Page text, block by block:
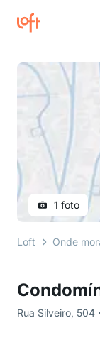
Rua Silveiro, 504
1 foto
Loft Onde